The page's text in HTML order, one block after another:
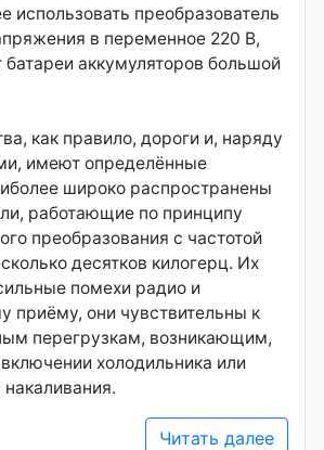
использовать преобразователь
в переменное 220 В,
аккумуляторов большой
как правило, дороги и, наряду
имеют определённые
широко распространены
работающие по принципу
преобразования с частотой
десятков килогерц. Их
помехи радио и
приёму, они чувствительны к
перегрузкам, возникающим,
холодильника или
Читать далее